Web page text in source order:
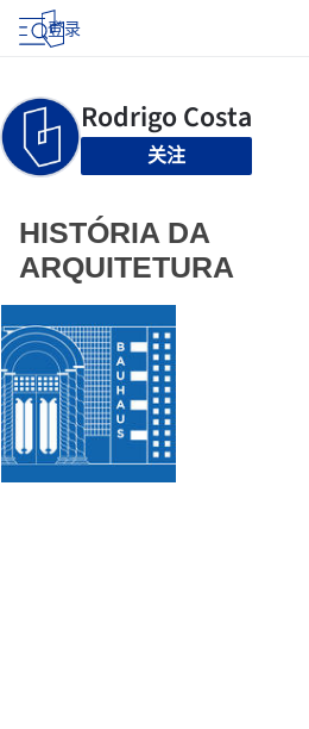
登录
关注
HISTÓRIA DA
ARQUITETURA